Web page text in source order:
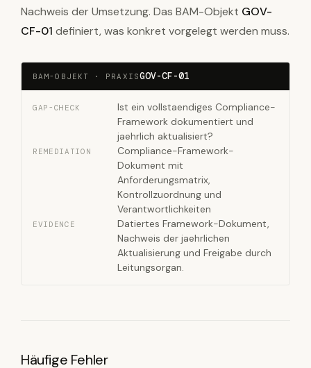
Nachweis der Umsetzung. Das BAM-Objekt GOV-
CF-01 definiert, was konkret vorgelegt werden muss.
BAM-OBJEKT · PRAXISGOV-CF-01
GAP-CHECK
Ist ein vollstaendiges Compliance-
Framework dokumentiert und
jaehrlich aktualisiert?
REMEDIATION
Compliance-Framework-
Dokument mit
Anforderungsmatrix,
Kontrollzuordnung und
Verantwortlichkeiten
EVIDENCE
Datiertes Framework-Dokument,
Nachweis der jaehrlichen
Aktualisierung und Freigabe durch
Leitungsorgan.
Häufige Fehler